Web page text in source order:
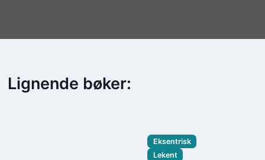
Lignende bøker:
Eksentrisk
Lekent